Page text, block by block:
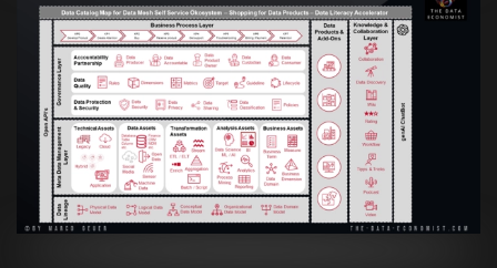
Artikel:Data Mesh Ökosysteme: Die
Transformation zur Data Inspired Human
Culture
VIEW